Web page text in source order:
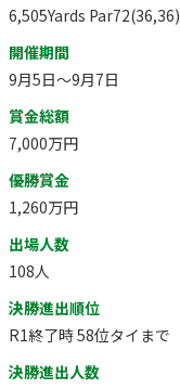
6,505Yards Par72(36,36)
開催期間
9月5日～9月7日
賞金総額
7,000万円
優勝賞金
1,260万円
出場人数
108人
決勝進出順位
R1終了時 58位タイまで
決勝進出人数